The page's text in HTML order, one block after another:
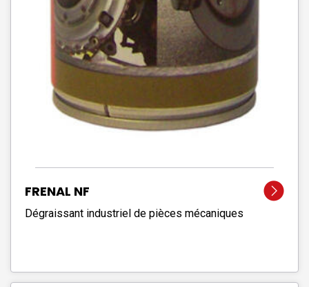
FRENAL NF
Dégraissant industriel de pièces mécaniques